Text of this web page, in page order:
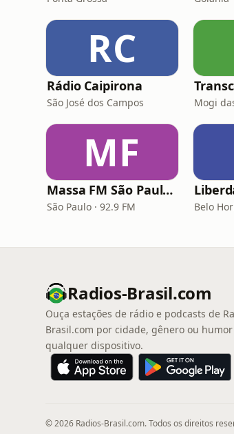
RC
Rádio Caipirona
São José dos Campos Mogi
MF
Massa FM São Paulo 92.9
São Paulo · 92.9 FM Belo
Radios-Brasil.com
Ouça estações de rádio e podcasts de
Brasil.com por cidade, gênero ou
qualquer dispositivo.
© 2026 Radios-Brasil.com. Todos os direitos